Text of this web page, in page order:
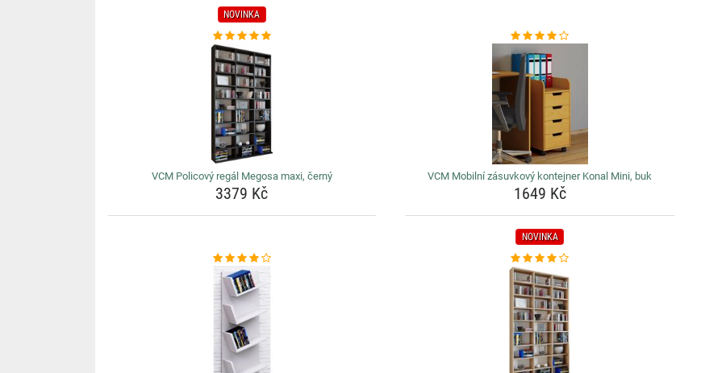
NOVINKA
VCM Policový regál Megosa maxi, černý
3379 Kč
VCM Mobilní zásuvkový kontejner Konal Mini, buk
1649 Kč
NOVINKA